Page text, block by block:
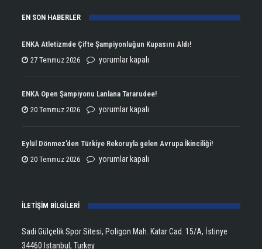
EN SON HABERLER
ENKA Atletizmde Çifte Şampiyonluğun Kupasını Aldı!
27 Temmuz 2026
ENKA
Çifte
Şampiyonluğun
Aldı!
yorumlar kapalı
ENKA Open Şampiyonu Lanlana Tararudee!
20 Temmuz 2026
ENKA
Şampiyonu
Lanlana
yorumlar kapalı
Eylül Dönmez’den Türkiye Rekoruyla gelen Avrupa İkinciliği!
20 Temmuz 2026
Eylül
Rekoruyla
Avrupa
yorumlar kapalı
İLETİŞİM BİLGİLERİ
Sadi Gülçelik Spor Sitesi, Poligon Mah. Katar Cad. 15/A, İstinye
34460 Istanbul, Turkey